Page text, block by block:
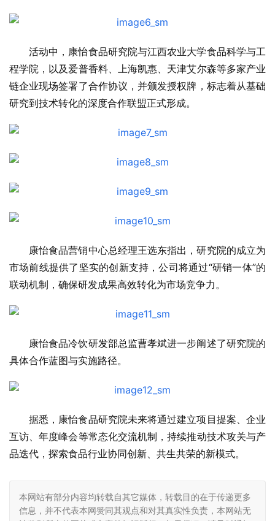
活动中，康怡食品研究院与江西农业大学食品科学与工
程学院，以及爱普香料、上海凯惠、天津艾尔森等多家产业
链企业现场签署了合作协议，并颁发授权牌，标志着从基础
研究到技术转化的深度合作联盟正式形成。
康怡食品营销中心总经理王选东指出，研究院的成立为
市场前线提供了坚实的创新支持，公司将通过“研销一体”的
联动机制，确保研发成果高效转化为市场竞争力。
康怡食品冷饮研发部总监曹孝斌进一步阐述了研究院的
具体合作蓝图与实施路径。
据悉，康怡食品研究院未来将通过建立项目提案、企业
互访、年度峰会等常态化交流机制，持续推动技术攻关与产
品迭代，探索食品行业协同创新、共生共荣的新模式。
本网站有部分内容均转载自其它媒体，转载目的在于传递更多
信息，并不代表本网赞同其观点和对其真实性负责，本网站无